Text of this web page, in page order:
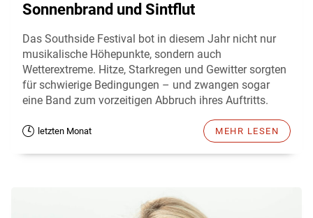
Sonnenbrand und Sintflut
Das Southside Festival bot in diesem Jahr nicht nur
musikalische Höhepunkte, sondern auch
Wetterextreme. Hitze, Starkregen und Gewitter sorgten
für schwierige Bedingungen – und zwangen sogar
eine Band zum vorzeitigen Abbruch ihres Auftritts.
letzten Monat MEHR LESEN